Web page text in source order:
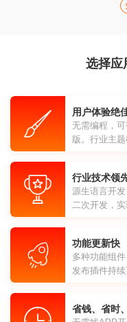
选择应
用户体验绝
无需编程，
版。行业主
行业技术领
源生语言开
二次开发，
功能更新快
多种功能组
发布插件持
省钱、省时